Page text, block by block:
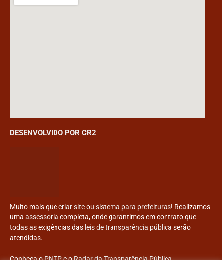
DESENVOLVIDO POR CR2
Muito mais quecriar siteou sistema para prefeituras! Realizamos
uma assessoria completa, onde garantimos em contrato que
todas as exigências das leis de transparência pública serão
atendidas.
Conheça oPNTPe oRadar da Transparência Pública